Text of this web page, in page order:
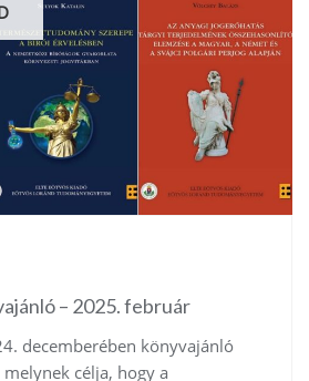
– 2025. február
decemberében könyvajánló
célja, hogy a